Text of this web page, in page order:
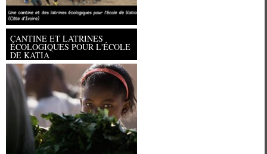
CANTINE ET LATRINES
ÉCOLOGIQUES POUR L'ÉCOLE
DE KATIA
Université Paris Ouest Nanterre la